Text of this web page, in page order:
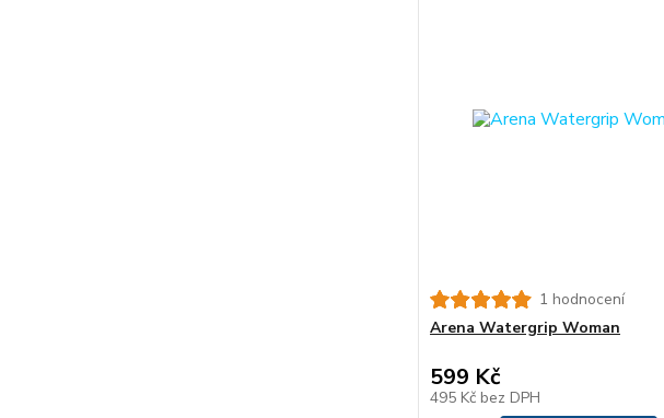
1 hodnocení
Arena Watergrip Woman
599 Kč
495 Kč bez DPH